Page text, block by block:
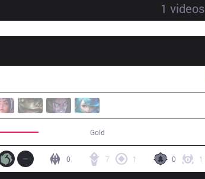
1 videos
Gold
0 1
7 1
0